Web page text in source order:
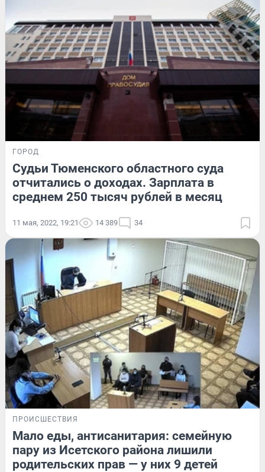
ГОРОД
Судьи Тюменского областного суда
отчитались о доходах. Зарплата в
среднем 250 тысяч рублей в месяц
11 мая, 2022, 19:21 14 389 34
ПРОИСШЕСТВИЯ
Мало еды, антисанитария: семейную
пару из Исетского района лишили
родительских прав — у них 9 детей